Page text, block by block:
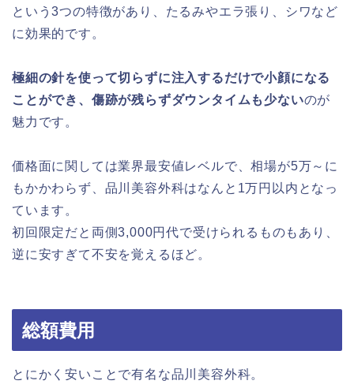
という3つの特徴があり、たるみやエラ張り、シワなど
に効果的です。
極細の針を使って切らずに注入するだけで小顔になる
ことができ、傷跡が残らずダウンタイムも少ないのが
魅力です。
価格面に関しては業界最安値レベルで、相場が5万～に
もかかわらず、品川美容外科はなんと1万円以内となっ
ています。
初回限定だと両側3,000円代で受けられるものもあり、
逆に安すぎて不安を覚えるほど。
総額費用
とにかく安いことで有名な品川美容外科。